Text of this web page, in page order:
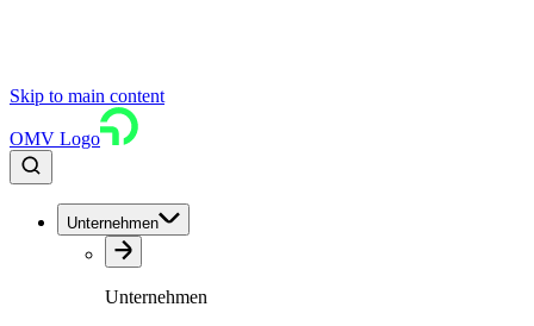
Skip to main content
OMV Logo
Unternehmen
Unternehmen